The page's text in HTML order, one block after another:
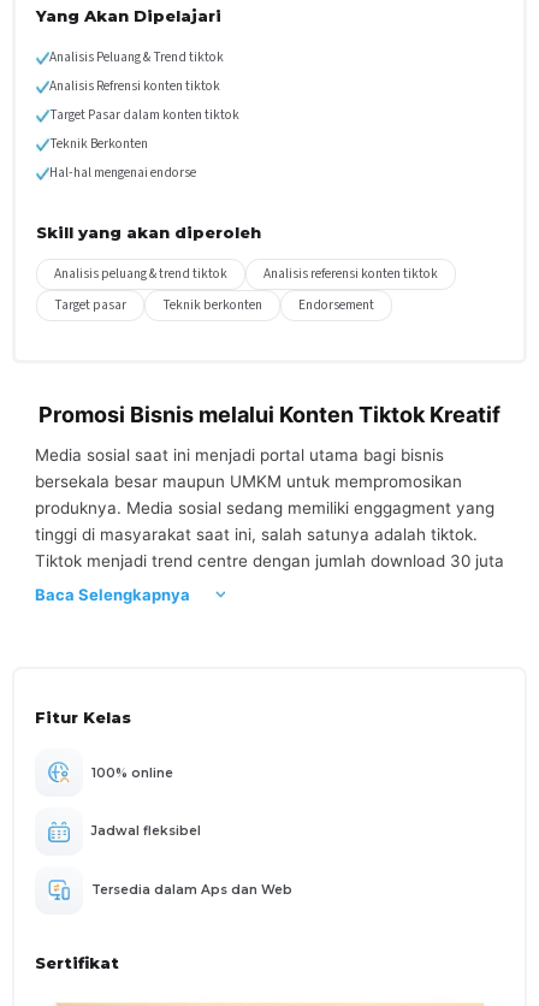
Yang Akan Dipelajari
Analisis Peluang & Trend tiktok
Analisis Refrensi konten tiktok
Target Pasar dalam konten tiktok
Teknik Berkonten
Hal-hal mengenai endorse
Skill yang akan diperoleh
Analisis peluang & trend tiktok
Analisis referensi konten tiktok
Target pasar
Teknik berkonten Endorsement
Promosi Bisnis melalui Konten Tiktok Kreatif
Media sosial saat ini menjadi portal utama bagi bisnis
bersekala besar maupun UMKM untuk mempromosikan
produknya. Media sosial sedang memiliki enggagment yang
tinggi di masyarakat saat ini, salah satunya adalah tiktok.
Tiktok menjadi trend centre dengan jumlah download 30 juta
pengguna di indonesia pada tahun 2020. Berbagai macam
menjadi content creator untuk mempekenalkan bisnis anda
Baca Selengkapnya
Fitur Kelas
100% online
Jadwal fleksibel
Tersedia dalam Aps dan Web
Sertifikat